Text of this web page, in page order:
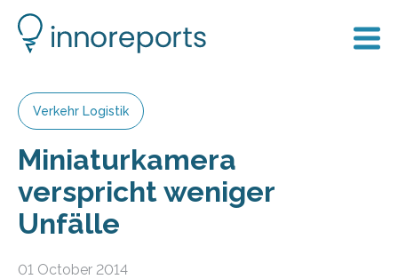
Verkehr Logistik
Miniaturkamera
verspricht weniger
Unfälle
01 October 2014